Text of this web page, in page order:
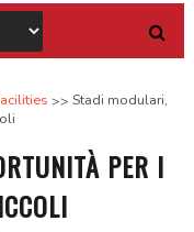
Stadi modulari,
PER I